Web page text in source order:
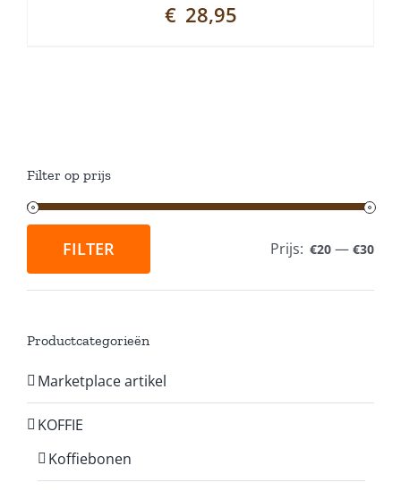
€ 28,95
Filter op prijs
prijs
prijs
FILTER Prijs: €20 — €30
Productcategorieën
Marketplace artikel
KOFFIE
Koffiebonen